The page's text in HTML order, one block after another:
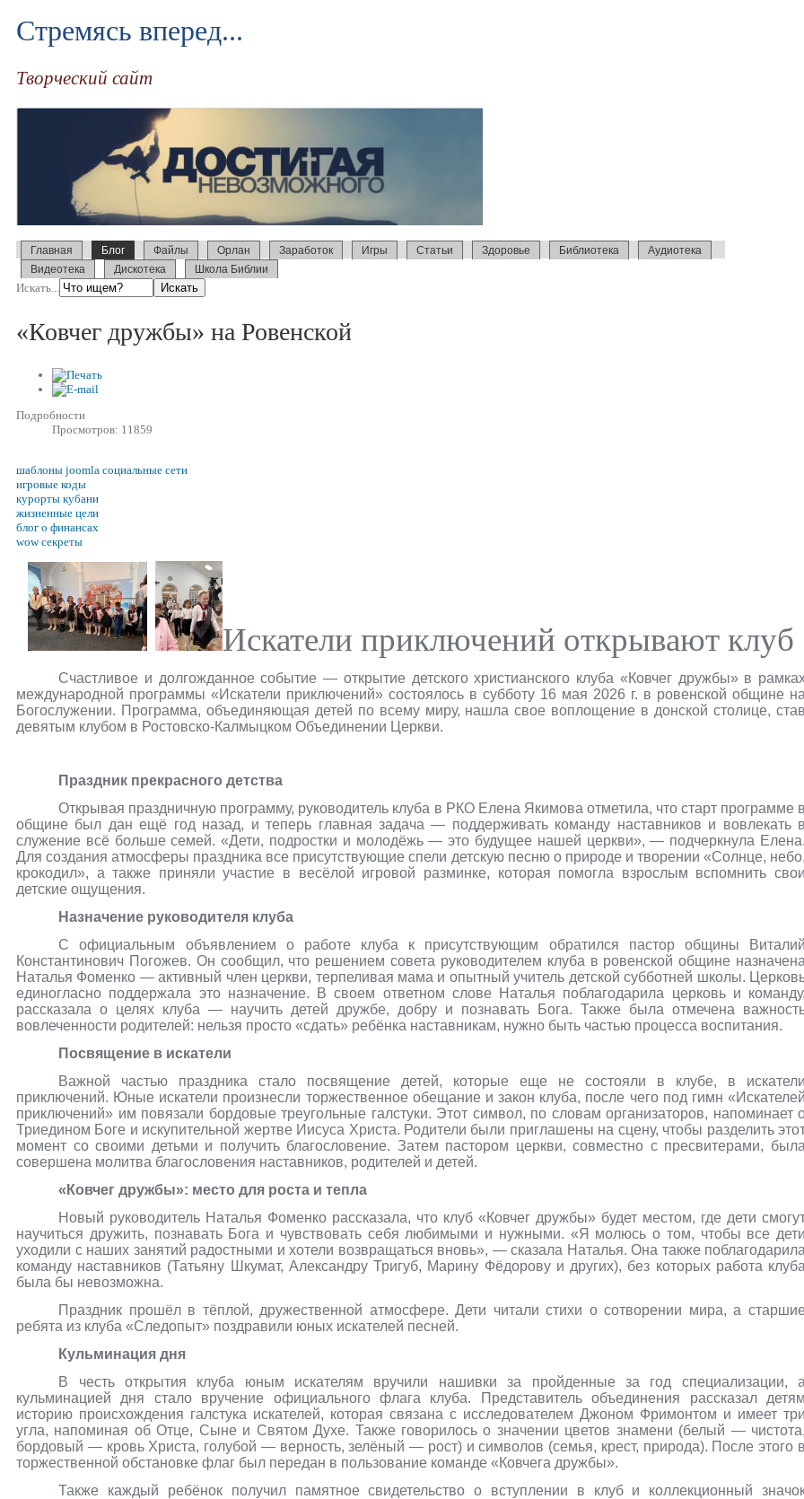
Стремясь вперед...
Творческий сайт
Главная Блог Файлы Орлан Заработок Игры Статьи Здоровье Библиотека
Аудиотека
Видеотека
Дискотека Школа Библии
Искать...
«Ковчег дружбы» на Ровенской
Подробности
Просмотров: 11859
шаблоны joomla социальные сети
игровые коды
курорты кубани
жизненные цели
блог о финансах
wow секреты
Искатели приключений открывают клуб
Счастливое и долгожданное событие — открытие детского христианского клуба «Ковчег дружбы» в
международной программы «Искатели приключений» состоялось в субботу 16 мая 2026 г. в ровенской общине на
Богослужении. Программа, объединяющая детей по всему миру, нашла свое воплощение в донской столице, став
девятым клубом в Ростовско-Калмыцком Объединении Церкви.
Праздник прекрасного детства
Открывая праздничную программу, руководитель клуба в РКО Елена Якимова отметила, что старт программе в
общине был дан ещё год назад, и теперь главная задача — поддерживать команду наставников и вовлекать в
служение всё больше семей. «Дети, подростки и молодёжь — это будущее нашей церкви», — подчеркнула Елена.
Для создания атмосферы праздника все присутствующие спели детскую песню о природе и творении «Солнце, небо,
крокодил», а также приняли участие в весёлой игровой разминке, которая помогла взрослым вспомнить свои
детские ощущения.
Назначение руководителя клуба
С официальным объявлением о работе клуба к присутствующим обратился пастор общины Виталий
Константинович Погожев. Он сообщил, что решением совета руководителем клуба в ровенской общине назначена
Наталья Фоменко — активный член церкви, терпеливая мама и опытный учитель детской субботней школы.
единогласно поддержала это назначение. В своем ответном слове Наталья поблагодарила церковь и команду,
рассказала о целях клуба — научить детей дружбе, добру и познавать Бога. Также была отмечена
вовлеченности родителей: нельзя просто «сдать» ребёнка наставникам, нужно быть частью процесса воспитания.
Посвящение в искатели
Важной частью праздника стало посвящение детей, которые еще не состояли в клубе, в искатели
приключений. Юные искатели произнесли торжественное обещание и закон клуба, после чего под гимн «Искателей
приключений» им повязали бордовые треугольные галстуки. Этот символ, по словам организаторов, напоминает
Триедином Боге и искупительной жертве Иисуса Христа. Родители были приглашены на сцену, чтобы разделить
момент со своими детьми и получить благословение. Затем пастором церкви, совместно с пресвитерами, была
совершена молитва благословения наставников, родителей и детей.
«Ковчег дружбы»: место для роста и тепла
Новый руководитель Наталья Фоменко рассказала, что клуб «Ковчег дружбы» будет местом, где дети
научиться дружить, познавать Бога и чувствовать себя любимыми и нужными. «Я молюсь о том, чтобы все дети
уходили с наших занятий радостными и хотели возвращаться вновь», — сказала Наталья. Она также поблагодарила
команду наставников (Татьяну Шкумат, Александру Тригуб, Марину Фёдорову и других), без которых работа клуба
была бы невозможна.
Праздник прошёл в тёплой, дружественной атмосфере. Дети читали стихи о сотворении мира, а
ребята из клуба «Следопыт» поздравили юных искателей песней.
Кульминация дня
В честь открытия клуба юным искателям вручили нашивки за пройденные за год специализации, а
кульминацией дня стало вручение официального флага клуба. Представитель объединения рассказал детям
историю происхождения галстука искателей, которая связана с исследователем Джоном Фримонтом и имеет три
угла, напоминая об Отце, Сыне и Святом Духе. Также говорилось о значении цветов знамени (белый — чистота,
бордовый — кровь Христа, голубой — верность, зелёный — рост) и символов (семья, крест, природа). После этого в
торжественной обстановке флаг был передан в пользование команде «Ковчега дружбы».
Также каждый ребёнок получил памятное свидетельство о вступлении в клуб и коллекционный